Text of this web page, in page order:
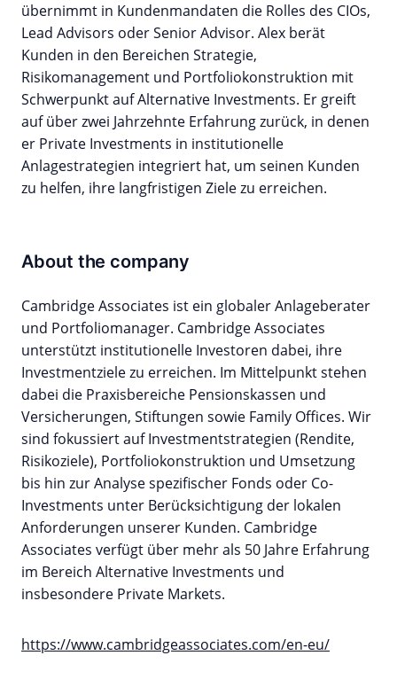
übernimmt in Kundenmandaten die Rolles des CIOs,
Lead Advisors oder Senior Advisor. Alex berät
Kunden in den Bereichen Strategie,
Risikomanagement und Portfoliokonstruktion mit
Schwerpunkt auf Alternative Investments. Er greift
auf über zwei Jahrzehnte Erfahrung zurück, in denen
er Private Investments in institutionelle
Anlagestrategien integriert hat, um seinen Kunden
zu helfen, ihre langfristigen Ziele zu erreichen.
About the company
Cambridge Associates ist ein globaler Anlageberater
und Portfoliomanager. Cambridge Associates
unterstützt institutionelle Investoren dabei, ihre
Investmentziele zu erreichen. Im Mittelpunkt stehen
dabei die Praxisbereiche Pensionskassen und
Versicherungen, Stiftungen sowie Family Offices. Wir
sind fokussiert auf Investmentstrategien (Rendite,
Risikoziele), Portfoliokonstruktion und Umsetzung
bis hin zur Analyse spezifischer Fonds oder Co-
Investments unter Berücksichtigung der lokalen
Anforderungen unserer Kunden. Cambridge
Associates verfügt über mehr als 50 Jahre Erfahrung
im Bereich Alternative Investments und
insbesondere Private Markets.
https://www.cambridgeassociates.com/en-eu/